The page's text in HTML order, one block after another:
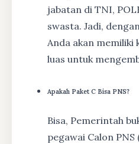
jabatan di TNI,
swasta. Jadi,
Anda akan memiliki
luas untuk
Apakah Paket C Bisa PNS?
Bisa, Pemerintah
pegawai Calon